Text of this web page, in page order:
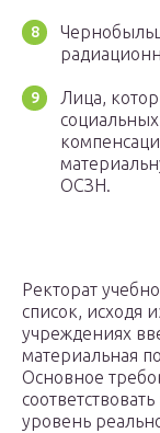
Лица,
ОСЗН.
Ректорат
список, исходя
учреждениях
материальная
Основное
уровень